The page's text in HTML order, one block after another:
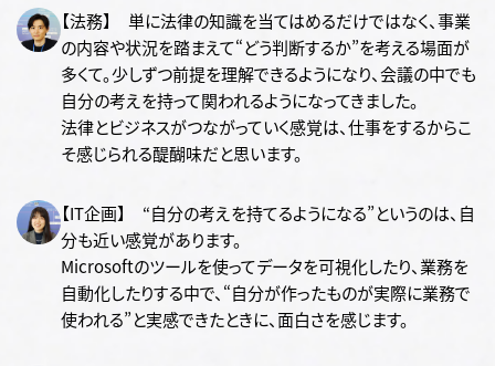
【法務】 単に法律の知識を当てはめるだけではなく、事業
の内容や状況を踏まえて“どう判断するか”を考える場面が
多くて。少しずつ前提を理解できるようになり、会議の中でも
自分の考えを持って関われるようになってきました。
法律とビジネスがつながっていく感覚は、仕事をするからこ
そ感じられる醍醐味だと思います。
【IT企画】 “自分の考えを持てるようになる”というのは、自
分も近い感覚があります。
Microsoftのツールを使ってデータを可視化したり、業務を
自動化したりする中で、“自分が作ったものが実際に業務で
使われる”と実感できたときに、面白さを感じます。